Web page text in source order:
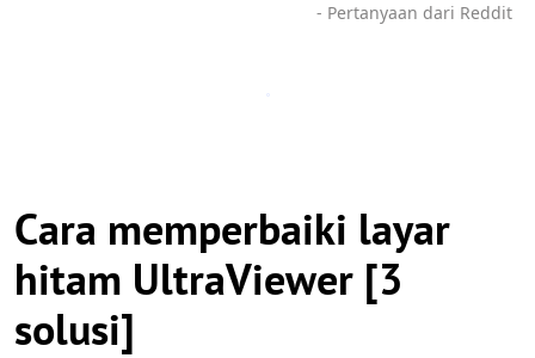
- Pertanyaan dari Reddit
Cara memperbaiki layar
hitam UltraViewer [3
solusi]